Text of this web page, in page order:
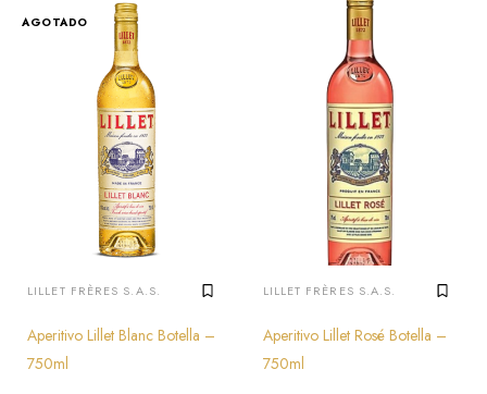
AGOTADO
LILLET FRÈRES S.A.S.
Aperitivo Lillet Blanc Botella –
750ml
LILLET FRÈRES S.A.S.
Aperitivo Lillet Rosé Botella –
750ml